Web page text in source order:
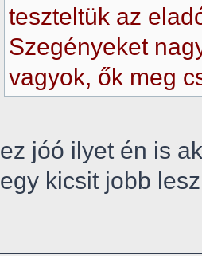
teszteltük az
Szegényeket
vagyok, ők meg
ez jóó ilyet én is
egy kicsit jobb